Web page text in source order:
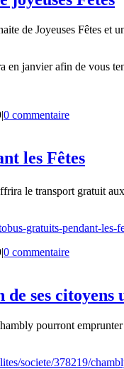
de Joyeuses Fêtes
en janvier afin de vous
|0 commentaire
les Fêtes
le transport gratuit
gratuits-pendant-les-
|0 commentaire
ses
pourront
societe/378219/